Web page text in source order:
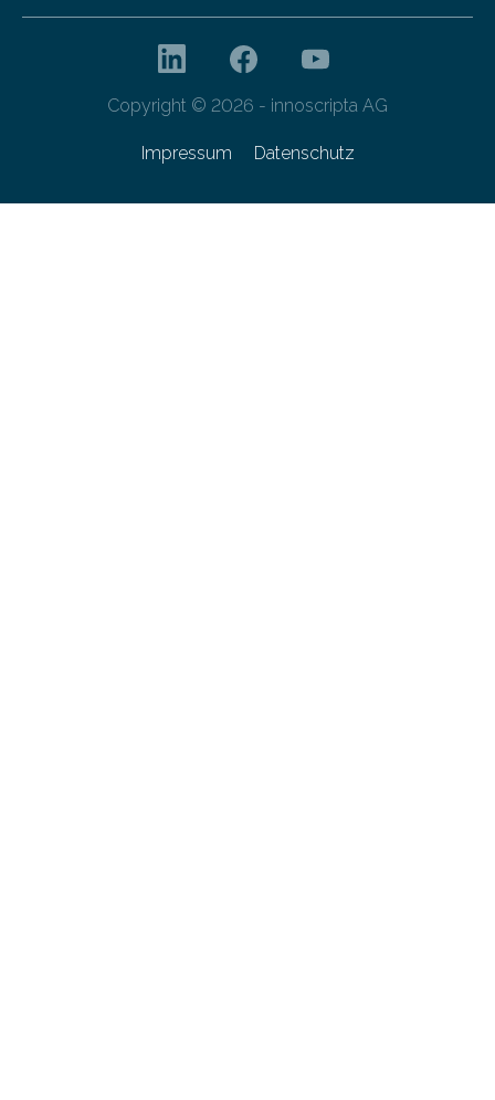
Copyright © 2026 - innoscripta AG
Impressum Datenschutz